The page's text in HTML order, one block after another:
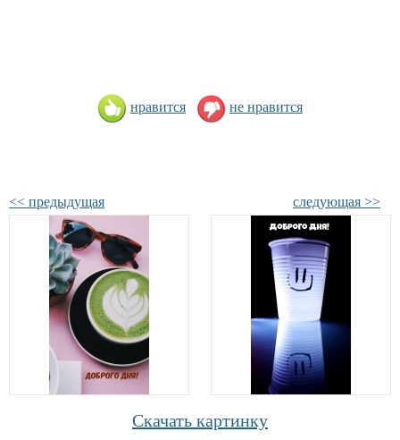
нравится не нравится
<< предыдущая следующая >>
Скачать картинку